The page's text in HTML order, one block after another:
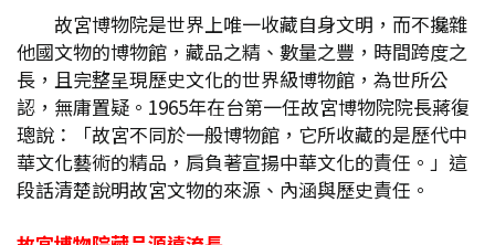
故宮博物院是世界上唯一收藏自身文明，而不攙雜
他國文物的博物館，藏品之精、數量之豐，時間跨度之
長，且完整呈現歷史文化的世界級博物館，為世所公
認，無庸置疑。1965年在台第一任故宮博物院院長蔣復
璁說：「故宮不同於一般博物館，它所收藏的是歷代中
華文化藝術的精品，肩負著宣揚中華文化的責任。」這
段話清楚說明故宮文物的來源、內涵與歷史責任。